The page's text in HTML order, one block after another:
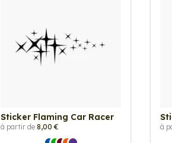
Sticker Flaming Car Racer
à partir de 8,00 € à